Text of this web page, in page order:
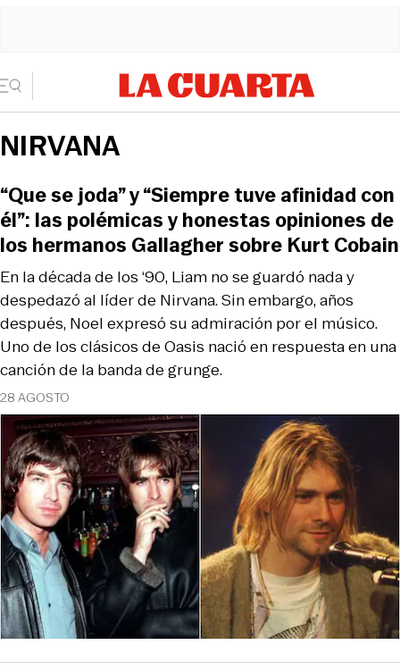
NIRVANA
28 AGOSTO
En la década de los ‘90, Liam no se guardó nada y
despedazó al líder de Nirvana. Sin embargo, años
después, Noel expresó su admiración por el músico.
Uno de los clásicos de Oasis nació en respuesta en una
canción de la banda de grunge.
“Que se joda” y “Siempre tuve afinidad con
él”: las polémicas y honestas opiniones de
los hermanos Gallagher sobre Kurt Cobain